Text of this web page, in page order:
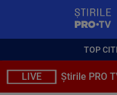
TOP
LIVE Știrile PRO